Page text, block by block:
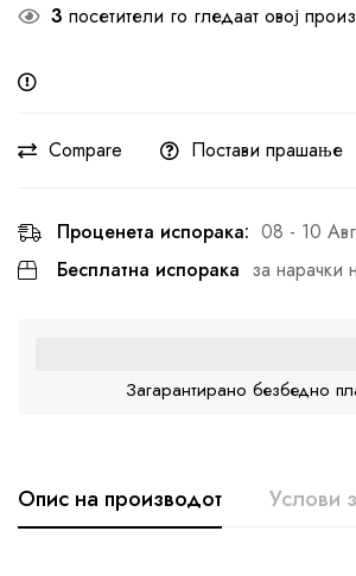
3 посетители го гледаат овој
Compare Постави прашање
Проценета испорака: 08 - 10
Бесплатна испорака за
Загарантирано безбедно
Опис на производот Услови